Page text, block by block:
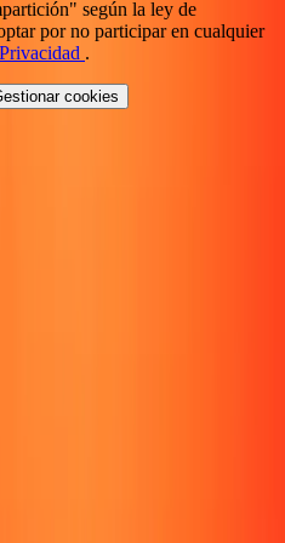
según la ley de
por no participar en cualquier
.
cookies